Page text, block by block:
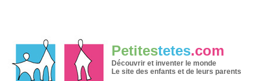
Petitestetes.com
Découvrir et inventer le monde
Le site des enfants et de leurs parents